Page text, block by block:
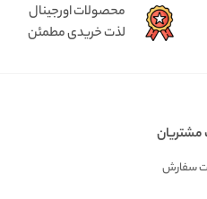
محصولات اورجینال
لذت خریدی مطمئن
سفارش